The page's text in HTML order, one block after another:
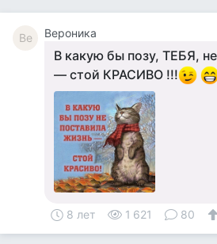
Ве Вероника
В какую бы позу, ТЕБЯ,
— стой КРАСИВО !!!
8 лет 1 621 80